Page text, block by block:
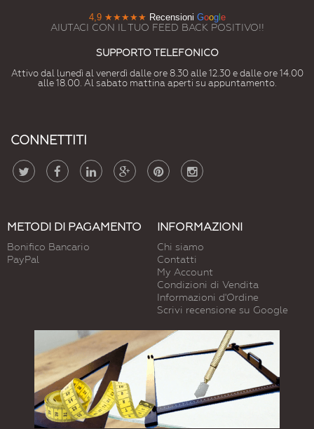
4,9 ★★★★★ Recensioni Googl e
AIUTACI CON IL TUO FEED BACK POSITIVO!!
SUPPORTO TELEFONICO
Attivo dal lunedì al venerdì dalle ore 8.30 alle 12.30 e dalle ore 14.00
alle 18.00. Al sabato mattina aperti su appuntamento.
CONNETTITI
METODI DI PAGAMENTO
Bonifico Bancario
PayPal
INFORMAZIONI
Chi siamo
Contatti
My Account
Condizioni di Vendita
Informazioni d'Ordine
Scrivi recensione su Google